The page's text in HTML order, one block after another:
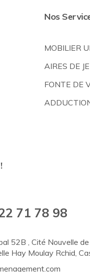
Nos
MOBILIER
AIRES DE
FONTE DE
71 78 98
52B , Cité Nouvelle
Hay Moulay Rchid,